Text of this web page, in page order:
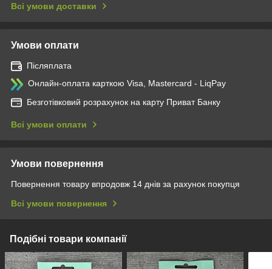
Всі умови доставки
Умови оплати
Післяплата
Онлайн-оплата карткою Visa, Mastercard - LiqPay
Безготівковий розрахунок на карту Приват Банку
Всі умови оплати
Умови повернення
Повернення товару впродовж 14 днів за рахунок покупця
Всі умови повернення
Подібні товари компанії